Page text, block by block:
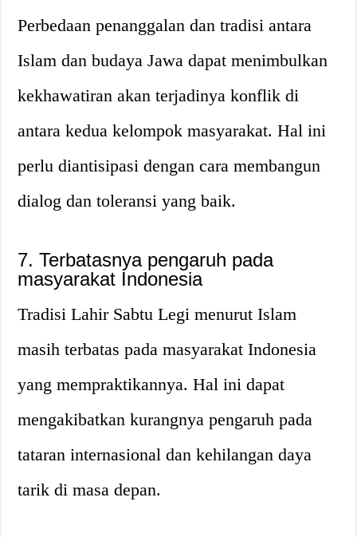
Perbedaan penanggalan dan tradisi antara
Islam dan budaya Jawa dapat menimbulkan
kekhawatiran akan terjadinya konflik di
antara kedua kelompok masyarakat. Hal ini
perlu diantisipasi dengan cara membangun
dialog dan toleransi yang baik.
7. Terbatasnya pengaruh pada
masyarakat Indonesia
Tradisi Lahir Sabtu Legi menurut Islam
masih terbatas pada masyarakat Indonesia
yang mempraktikannya. Hal ini dapat
mengakibatkan kurangnya pengaruh pada
tataran internasional dan kehilangan daya
tarik di masa depan.